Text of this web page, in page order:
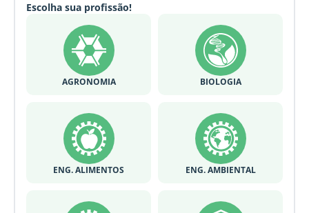
Escolha sua profissão!
AGRONOMIA BIOLOGIA
ENG. ALIMENTOS ENG. AMBIENTAL